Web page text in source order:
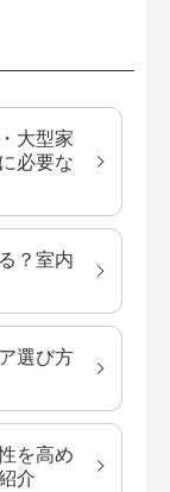
大型家
必要な
？室内
選び方
を高め
介